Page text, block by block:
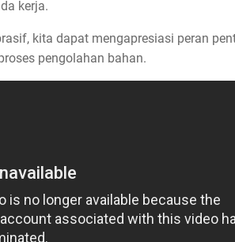
kerja.
kita dapat mengapresiasi peran
pengolahan bahan.